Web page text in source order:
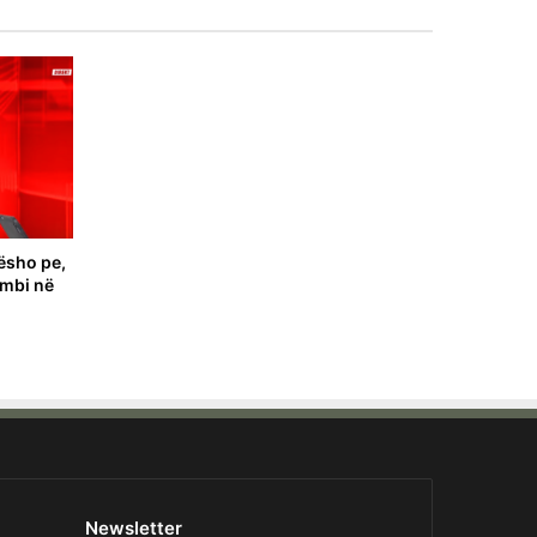
pe,
në
Newsletter